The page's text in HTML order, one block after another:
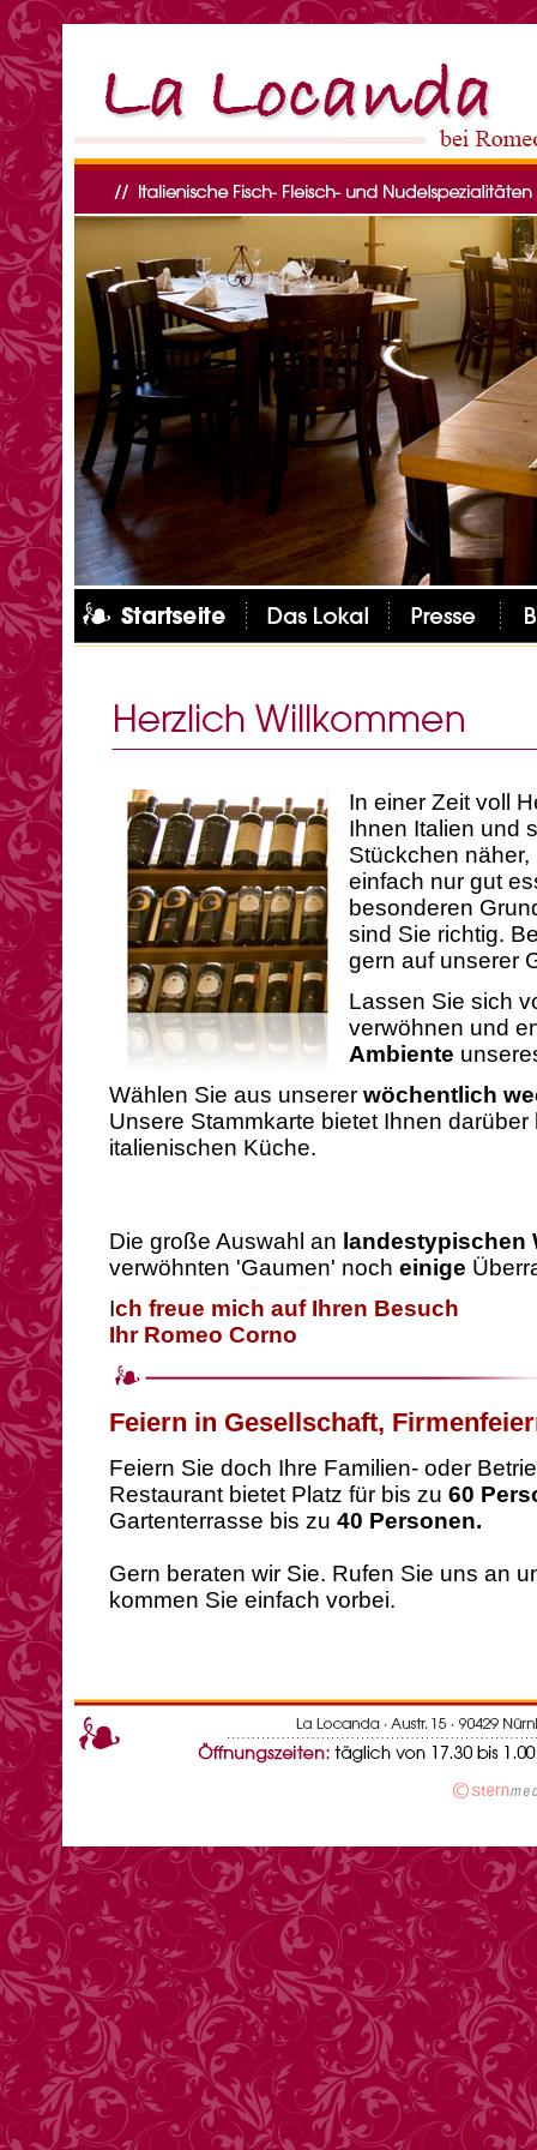
In einer Zeit voll
Ihnen Italien und
Stückchen
einfach nur gut
besonderen
sind Sie richtig.
gern auf unserer
Lassen Sie sich
verwöhnen und
Ambiente
Wählen Sie aus unserer wöchentlich
Unsere Stammkarte bietet Ihnen
italienischen Küche.
Die große Auswahl an landestypischen
verwöhnten 'Gaumen' noch einige
Ich freue mich auf Ihren Besuch
Ihr Romeo Corno
Feiern in Gesellschaft,
Feiern Sie doch Ihre Familien- oder
Restaurant bietet Platz für bis zu 60
Gartenterrasse bis zu 40 Personen.
Gern beraten wir Sie. Rufen Sie uns an
kommen Sie einfach vorbei.